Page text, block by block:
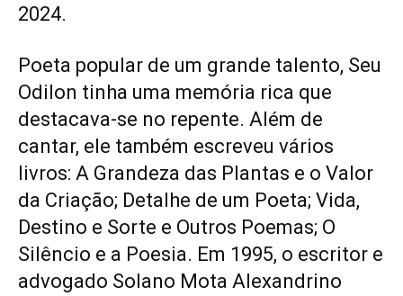
2024.
Poeta popular de um grande talento, Seu
Odilon tinha uma memória rica que
destacava-se no repente. Além de
cantar, ele também escreveu vários
livros: A Grandeza das Plantas e o Valor
da Criação; Detalhe de um Poeta; Vida,
Destino e Sorte e Outros Poemas; O
Silêncio e a Poesia. Em 1995, o escritor e
advogado Solano Mota Alexandrino